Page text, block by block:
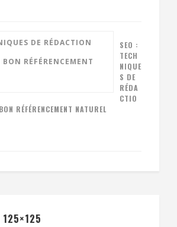
SEO :
TECH
NIQUE
S DE
RÉDA
CTIO
RÉFÉRENCEMENT NATUREL
125×125